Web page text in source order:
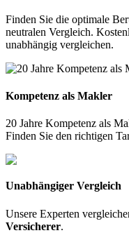
Finden Sie die optimale
neutralen Vergleich.
unabhängig vergleichen.
Kompetenz als Makler
20 Jahre Kompetenz als
Finden Sie den richtigen
Unabhängiger Vergleich
Unsere Experten
Versicherer.